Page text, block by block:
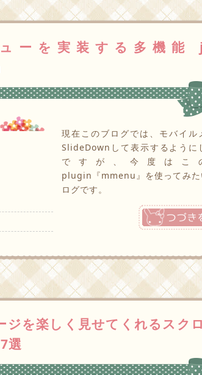
ーを実装する多機能
現在このブログでは、モバイル
SlideDownして表示するように
ですが、今度はこ
plugin『mmenu』を使ってみた
ログです。
ジを楽しく見せてくれるスク
選